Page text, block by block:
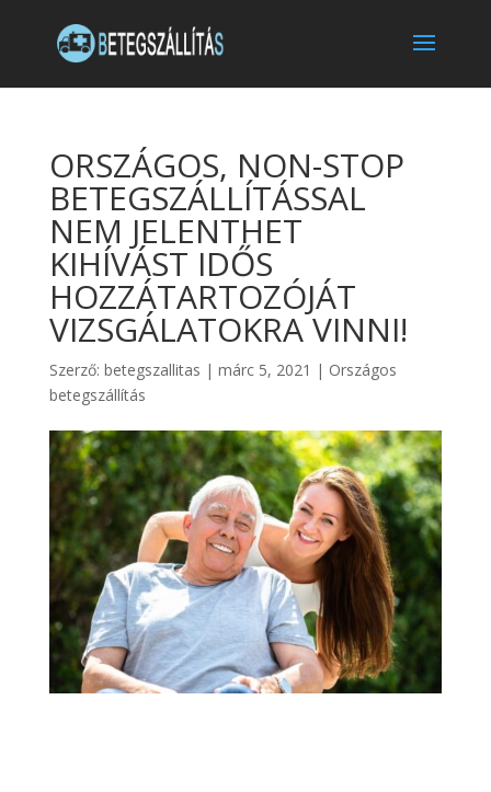
ORSZÁGOS, NON-STOP
BETEGSZÁLLÍTÁSSAL
NEM JELENTHET
KIHÍVÁST IDŐS
HOZZÁTARTOZÓJÁT
VIZSGÁLATOKRA VINNI!
Szerző: betegszallitas | márc 5, 2021 | Országos
betegszállítás